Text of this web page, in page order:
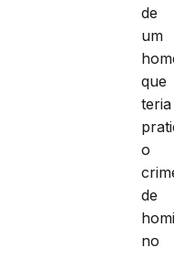
de
um
que
teria
o
de
no